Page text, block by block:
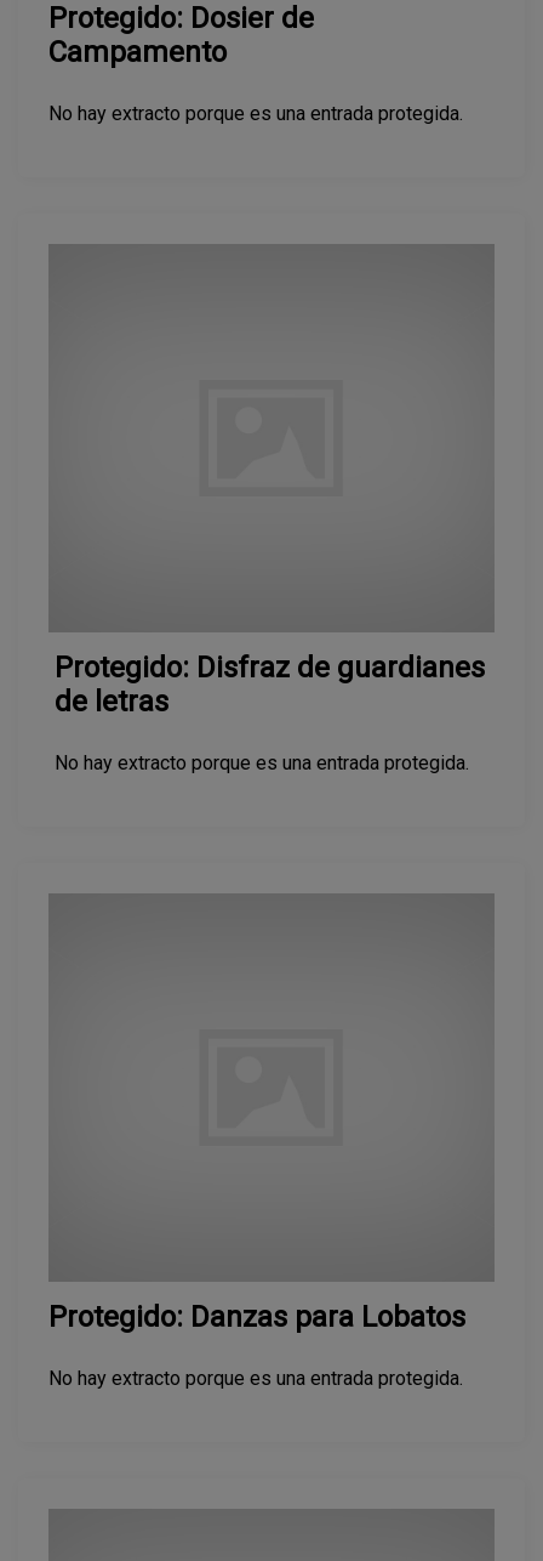
Protegido: Dosier de
Campamento
No hay extracto porque es una entrada protegida.
Protegido: Disfraz de guardianes
de letras
No hay extracto porque es una entrada protegida.
Protegido: Danzas para Lobatos
No hay extracto porque es una entrada protegida.